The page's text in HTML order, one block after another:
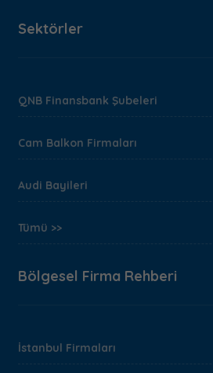
Sektörler
QNB Finansbank Şubeleri
Cam Balkon Firmaları
Audi Bayileri
Tümü >>
Bölgesel Firma Rehberi
İstanbul Firmaları